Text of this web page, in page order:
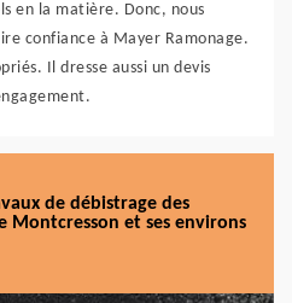
en la matière. Donc, nous
confiance à Mayer Ramonage.
Il dresse aussi un devis
de débistrage des
Montcresson et ses environs